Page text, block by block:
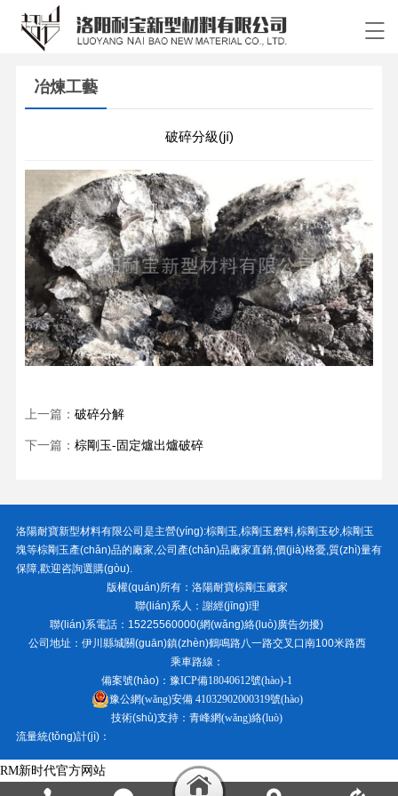
冶煉工藝
破碎分級(jí)
上一篇： 破碎分解
下一篇： 棕剛玉-固定爐出爐破碎
洛陽耐寶新型材料有限公司是主營(yíng):棕剛玉 棕剛玉磨料, 棕剛玉砂, 棕剛玉
塊等棕剛玉產(chǎn)品的廠家,公司產(chǎn)品廠家直銷,價(jià)格憂,質(zhì)量有
保障,歡迎咨詢選購(gòu).
版權(quán)所有： 洛陽耐寶棕剛玉廠家
聯(lián)系人：謝經(jīng)理
聯(lián)系電話：15225560000(網(wǎng)絡(luò)廣告勿擾)
公司地址：伊川縣城關(guān)鎮(zhèn)鶴鳴路八一路交叉口南100米路西
乘車路線：
備案號(hào)：豫ICP備18040612號(hào)-1
豫公網(wǎng)安備 41032902000319號(hào)
技術(shù)支持：青峰網(wǎng)絡(luò)
流量統(tǒng)計(jì)：
RM新时代官方网站